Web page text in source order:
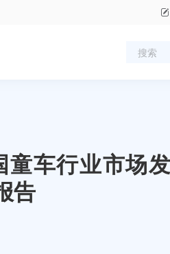
车行业市场
告